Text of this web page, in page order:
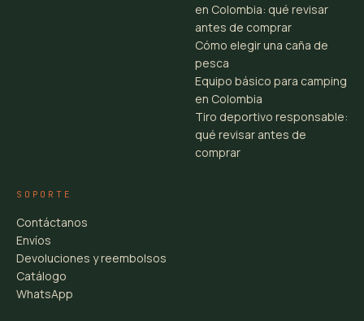
en Colombia: qué revisar
antes de comprar
Cómo elegir una caña de
pesca
Equipo básico para camping
en Colombia
Tiro deportivo responsable:
qué revisar antes de
comprar
SOPORTE
Contáctanos
Envíos
Devoluciones y reembolsos
Catálogo
WhatsApp